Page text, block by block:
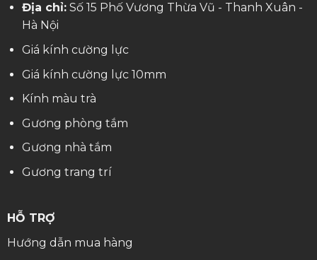
Địa chỉ:Số 15 Phố Vương Thừa Vũ - Thanh Xuân -
Hà Nội
Giá kính cường lực
Giá kính cường lực 10mm
Kính màu trà
Gương phòng tắm
Gương nhà tắm
Gương trang trí
HỖ TRỢ
Hướng dẫn mua hàng